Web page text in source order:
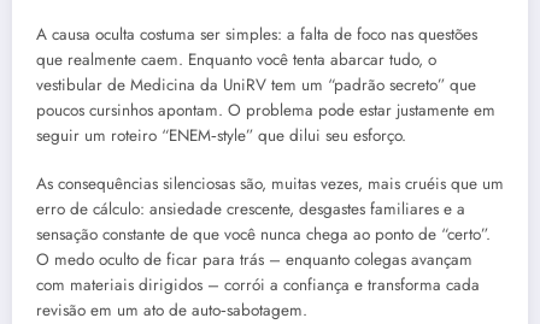
A causa oculta costuma ser simples: a falta de foco nas questões
que realmente caem. Enquanto você tenta abarcar tudo, o
vestibular de Medicina da UniRV tem um “padrão secreto” que
poucos cursinhos apontam. O problema pode estar justamente em
seguir um roteiro “ENEM‑style” que dilui seu esforço.
As consequências silenciosas são, muitas vezes, mais cruéis que um
erro de cálculo: ansiedade crescente, desgastes familiares e a
sensação constante de que você nunca chega ao ponto de “certo”.
O medo oculto de ficar para trás – enquanto colegas avançam
com materiais dirigidos – corrói a confiança e transforma cada
revisão em um ato de auto‑sabotagem.